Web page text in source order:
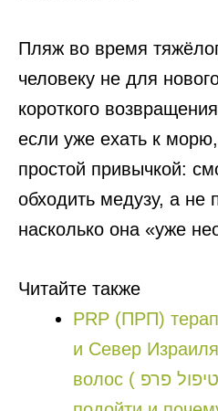
Пляж во время
человеку не для
короткого
если уже ехать к
простой привычкой:
обходить медузу, а не
насколько она «уже
Читайте также
PRP (ПРП)
и Север
волос ( טיפול פרפ ): кому она может